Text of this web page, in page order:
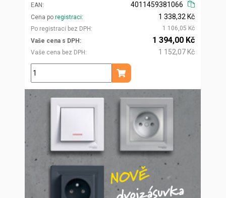
EAN
4011459381066
Cena po registraci
Po registraci bez DPH
1 338,32 Kč
1 106,05 Kč
Vaše cena s DPH
Vaše cena bez DPH
1 394,00 Kč
1 152,07 Kč
ks
Přidat do košíku